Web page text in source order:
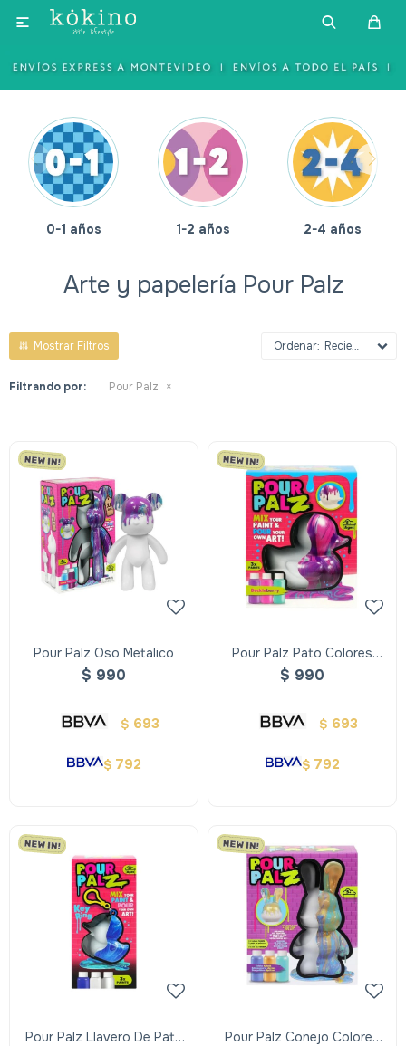

0-1 años 1-2 años 2-4 años
Arte y papelería Pour Palz
Recientes
Filtrando por: Pour Palz
Pour Palz Oso Metalico
$ 990
$ 693
$ 792
Pour Palz Pato Colores
Surtidos
$ 990
$ 693
$ 792
Pour Palz Llavero De Pato
Pour Palz Conejo Colores